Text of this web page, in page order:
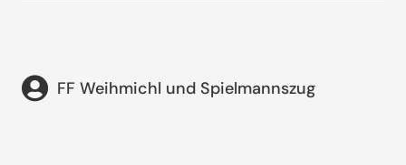
FF Weihmichl und Spielmannszug